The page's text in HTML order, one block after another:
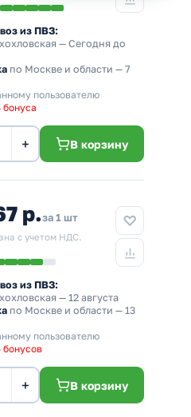
из ПВЗ:
— Сегодня до
по Москве и области — 7
пользователю
бонуса
+ В корзину
р.за 1 шт
с учетом НДС.
из ПВЗ:
— 12 августа
по Москве и области — 13
пользователю
бонусов
+ В корзину